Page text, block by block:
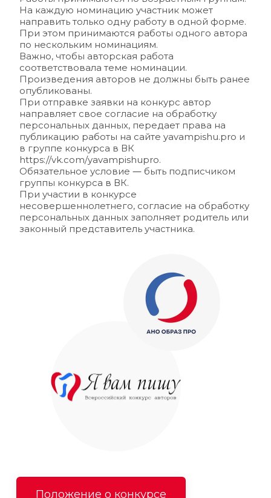
На каждую номинацию участник может
направить только одну работу в одной форме.
При этом принимаются работы одного автора
по нескольким номинациям.
Важно, чтобы авторская работа
соответствовала теме номинации.
Произведения авторов не должны быть ранее
опубликованы.
При отправке заявки на конкурс автор
направляет свое согласие на обработку
персональных данных, передает права на
публикацию работы на сайте yavampishu.pro и
https://vk.com/yavampishupro.
Обязательное условие — быть подписчиком
группы конкурса в ВК.
При участии в конкурсе
несовершеннолетнего, согласие на обработку
персональных данных заполняет родитель или
законный представитель участника.
Положение о конкурсе